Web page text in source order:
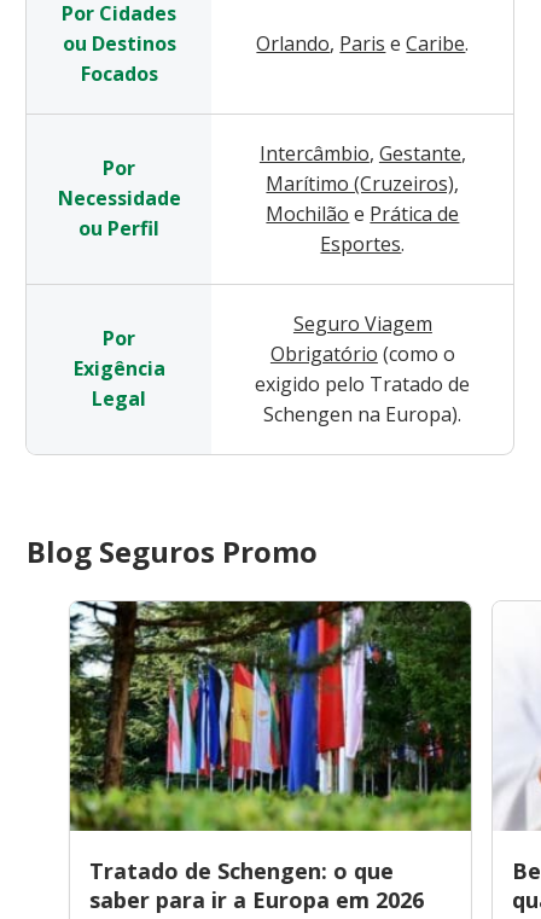
Por Cidades
ou Destinos
Focados
Orlando, Paris e Caribe.
Por
Necessidade
ou Perfil
Intercâmbio, Gestante,
Marítimo (Cruzeiros),
Mochilão e Prática de
Esportes.
Por
Exigência
Legal
Seguro Viagem
Obrigatório (como o
exigido pelo Tratado de
Schengen na Europa).
Blog Seguros Promo
Tratado de Schengen: o que
saber para ir a Europa em 2026